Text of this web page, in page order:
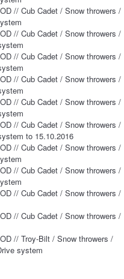
// Cub Cadet / Snow throwers /
// Cub Cadet / Snow throwers /
// Cub Cadet / Snow throwers /
// Cub Cadet / Snow throwers /
// Cub Cadet / Snow throwers /
// Cub Cadet / Snow throwers /
to 15.10.2016
// Cub Cadet / Snow throwers /
// Cub Cadet / Snow throwers /
// Cub Cadet / Snow throwers /
// Cub Cadet / Snow throwers /
// Troy-Bilt / Snow throwers /
system